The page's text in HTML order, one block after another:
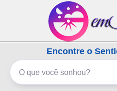
emSonho.com
Os sonhos significam
Encontre o